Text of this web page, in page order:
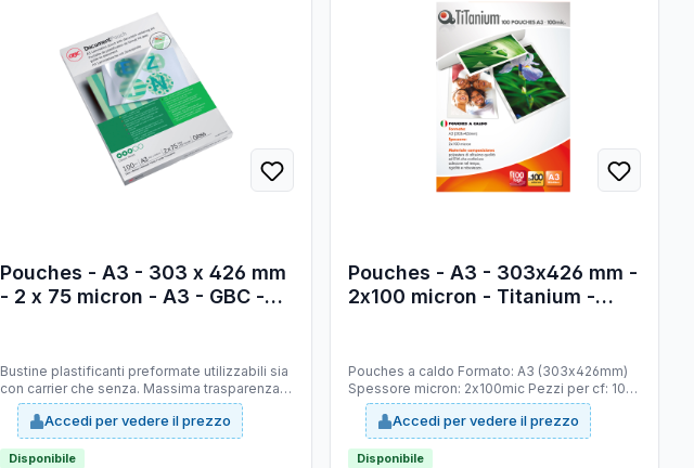
Pouches - A3 - 303 x 426 mm
- 2 x 75 micron - A3 - GBC -
Bustine plastificanti preformate utilizzabili sia
con carrier che senza. Massima trasparenza e
ottima adesione del collante.
Accedi per vedere il prezzo
Disponibile
Pouches - A3 - 303x426 mm -
2x100 micron - Titanium -
Pouches a caldo Formato: A3 (303x426mm)
Spessore micron: 2x100mic Pezzi per cf: 100
Materiale composizione: polyestere di
altissima qualità ed EVA che conferisce
adesione nel tempo, rigidità e robustezza
Accedi per vedere il prezzo
Disponibile